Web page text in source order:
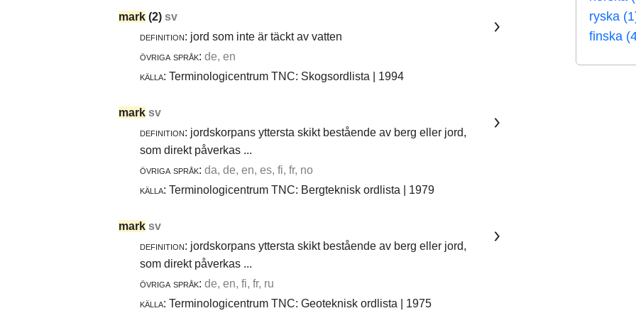
ryska
finska
mark(2) sv
definition: jord som inte är täckt av vatten
övriga språk: de, en
källa: Terminologicentrum TNC: Skogsordlista | 1994
mark sv
definition: jordskorpans yttersta skikt bestående av berg eller jord,
som direkt påverkas ...
övriga språk: da, de, en, es, fi, fr, no
källa: Terminologicentrum TNC: Bergteknisk ordlista | 1979
mark sv
definition: jordskorpans yttersta skikt bestående av berg eller jord,
som direkt påverkas ...
övriga språk: de, en, fi, fr, ru
källa: Terminologicentrum TNC: Geoteknisk ordlista | 1975